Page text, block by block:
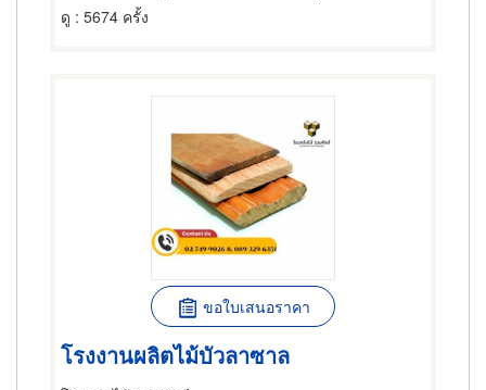
ดู : 5674 ครั้ง
ขอใบเสนอราคา
โรงงานผลิตไม้บัวลาซาล